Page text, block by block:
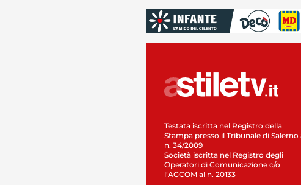
Testata iscritta nel Registro della
Stampa presso il Tribunale di Salerno
n. 34/2009
Società iscritta nel Registro degli
Operatori di Comunicazione c/o
l’AGCOM al n. 20133